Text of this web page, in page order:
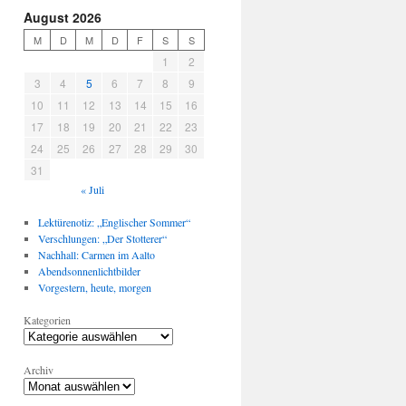
August 2026
M D M D F S S
1
2
3
4 5 6 7 8
9
10
11 12 13 14 15
16
17
18 19 20 21 22
23
24
25 26 27 28 29
30
31
« Juli
Lektürenotiz: „Englischer Sommer“
Verschlungen: „Der Stotterer“
Nachhall: Carmen im Aalto
Abendsonnenlichtbilder
Vorgestern, heute, morgen
Kategorien
Archiv